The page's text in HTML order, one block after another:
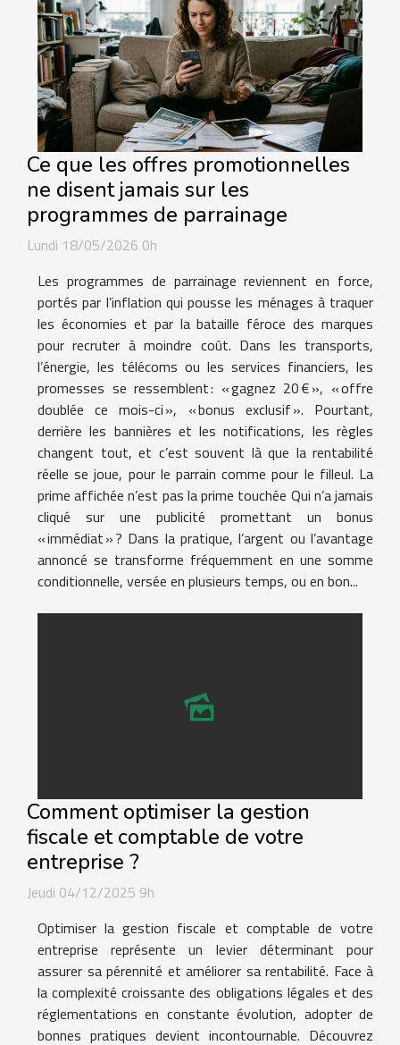
Ce que les offres promotionnelles
ne disent jamais sur les
programmes de parrainage
Lundi 18/05/2026 0h
Les programmes de parrainage reviennent en force,
portés par l’inflation qui pousse les ménages à traquer
les économies et par la bataille féroce des marques
pour recruter à moindre coût. Dans les transports,
l’énergie, les télécoms ou les services financiers, les
promesses se ressemblent : « gagnez 20 € », « offre
doublée ce mois-ci », « bonus exclusif ». Pourtant,
derrière les bannières et les notifications, les règles
changent tout, et c’est souvent là que la rentabilité
réelle se joue, pour le parrain comme pour le filleul. La
prime affichée n’est pas la prime touchée Qui n’a jamais
cliqué sur une publicité promettant un bonus
« immédiat » ? Dans la pratique, l’argent ou l’avantage
annoncé se transforme fréquemment en une somme
conditionnelle, versée en plusieurs temps, ou en bon...
Comment optimiser la gestion
fiscale et comptable de votre
entreprise ?
Jeudi 04/12/2025 9h
Optimiser la gestion fiscale et comptable de votre
entreprise représente un levier déterminant pour
assurer sa pérennité et améliorer sa rentabilité. Face à
la complexité croissante des obligations légales et des
réglementations en constante évolution, adopter de
bonnes pratiques devient incontournable. Découvrez